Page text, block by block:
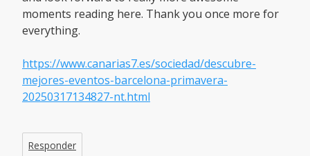
moments reading here. Thank you once more for
everything.
https://www.canarias7.es/sociedad/descubre-
mejores-eventos-barcelona-primavera-
20250317134827-nt.html
Responder